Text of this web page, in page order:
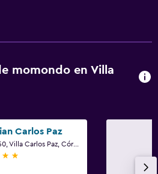
momondo en Villa
Carlos Paz
Alvear 50, Villa Carlos Paz, Córdoba